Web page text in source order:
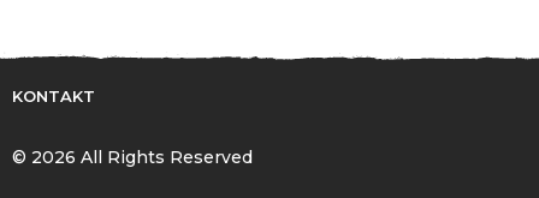
KONTAKT
© 2026 All Rights Reserved